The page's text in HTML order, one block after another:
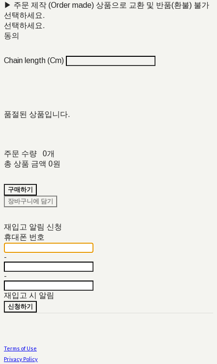
▶ 주문 제작 (Order made) 상품으로 교환 및 반품(환불) 불가
선택하세요.
선택하세요.
동의
Chain length (Cm)
품절된 상품입니다.
주문 수량
0개
총 상품 금액 0원
구매하기
장바구니에 담기
재입고 알림 신청
휴대폰 번호
-
-
재입고 시 알림
신청하기
Terms of Use
Privacy Policy